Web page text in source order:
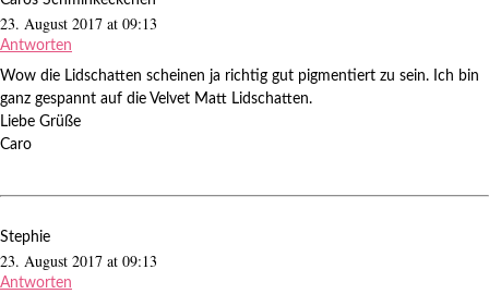
23. August 2017 at 09:13
Antworten
Wow die Lidschatten scheinen ja richtig gut pigmentiert zu sein. Ich bin
ganz gespannt auf die Velvet Matt Lidschatten.
Liebe Grüße
Caro
Stephie
23. August 2017 at 09:13
Antworten